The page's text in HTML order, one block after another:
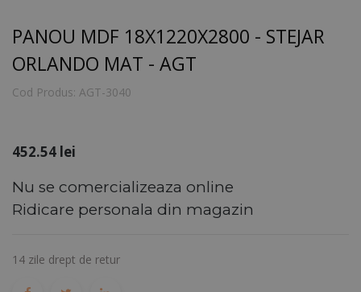
PANOU MDF 18X1220X2800 - STEJAR
ORLANDO MAT - AGT
Cod Produs: AGT-3040
452.54 lei
Nu se comercializeaza online
Ridicare personala din magazin
14 zile drept de retur